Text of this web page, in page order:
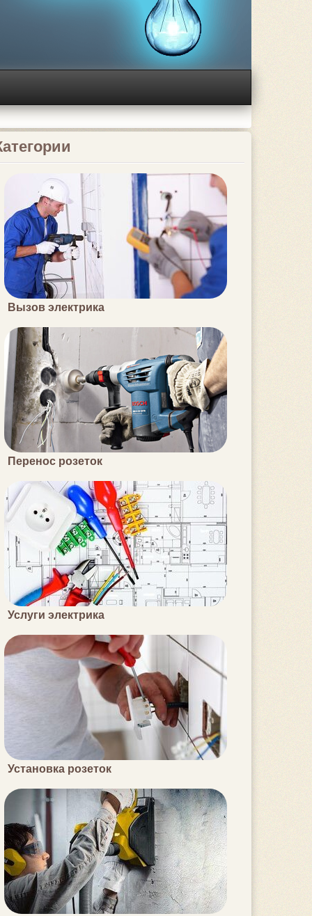
Вызов электрика
Перенос розеток
Услуги электрика
Установка розеток